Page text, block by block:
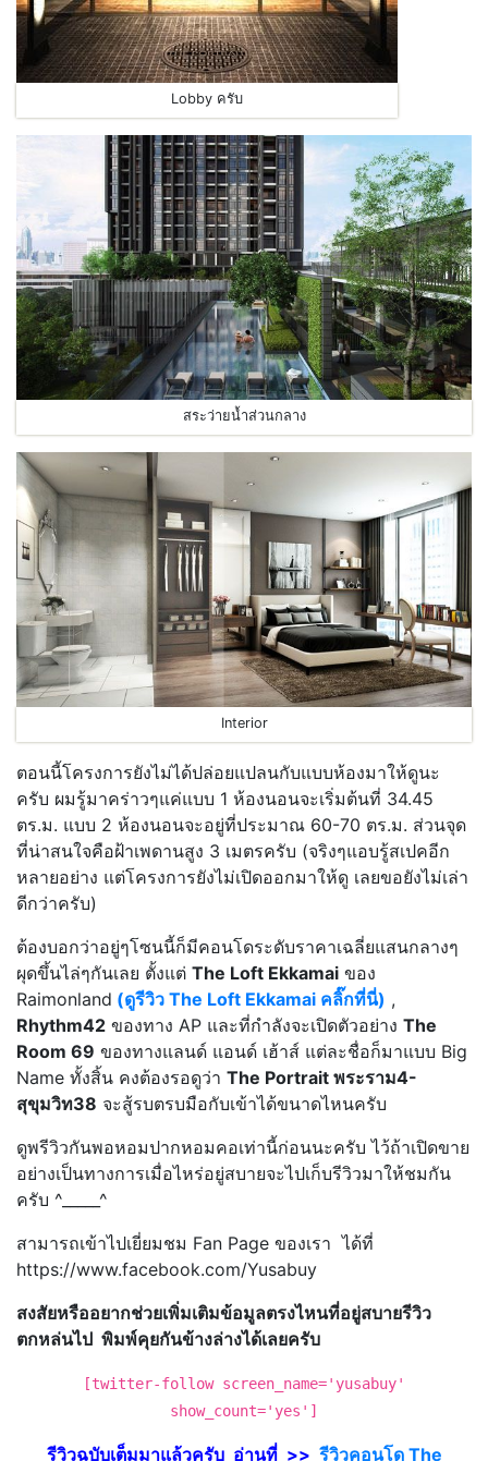
Lobby ครับ
สระว่ายน้ำส่วนกลาง
Interior
ตอนนี้โครงการยังไม่ได้ปล่อยแปลนกับแบบห้องมาให้ดูนะ
ครับ ผมรู้มาคร่าวๆแค่แบบ 1 ห้องนอนจะเริ่มต้นที่ 34.45
ตร.ม. แบบ 2 ห้องนอนจะอยู่ที่ประมาณ 60-70 ตร.ม. ส่วนจุด
ที่น่าสนใจคือฝ้าเพดานสูง 3 เมตรครับ (จริงๆแอบรู้สเปคอีก
หลายอย่าง แต่โครงการยังไม่เปิดออกมาให้ดู เลยขอยังไม่เล่า
ดีกว่าครับ)
ต้องบอกว่าอยู่ๆโซนนี้ก็มีคอนโดระดับราคาเฉลี่ยแสนกลางๆ
ผุดขึ้นไล่ๆกันเลย ตั้งแต่ The Loft Ekkamai ของ
Raimonland (ดูรีวิว The Loft Ekkamai คลิ๊กที่นี่) ,
Rhythm42 ของทาง AP และที่กำลังจะเปิดตัวอย่าง The
Room 69 ของทางแลนด์ แอนด์ เฮ้าส์ แต่ละชื่อก็มาแบบ Big
Name ทั้งสิ้น คงต้องรอดูว่า The Portrait พระราม4-
สุขุมวิท38 จะสู้รบตรบมือกับเข้าได้ขนาดไหนครับ
ดูพรีวิวกันพอหอมปากหอมคอเท่านี้ก่อนนะครับ ไว้ถ้าเปิดขาย
อย่างเป็นทางการเมื่อไหร่อยู่สบายจะไปเก็บรีวิวมาให้ชมกัน
ครับ ^_____^
สามารถเข้าไปเยี่ยมชม Fan Page ของเรา ได้ที่
https://www.facebook.com/Yusabuy
สงสัยหรืออยากช่วยเพิ่มเติมข้อมูลตรงไหนที่อยู่สบายรีวิว
ตกหล่นไป พิมพ์คุยกันข้างล่างได้เลยครับ
[twitter-follow screen_name='yusabuy'
show_count='yes']
รีวิวฉบับเต็มมาแล้วครับ อ่านที่ >> รีวิวคอนโด The